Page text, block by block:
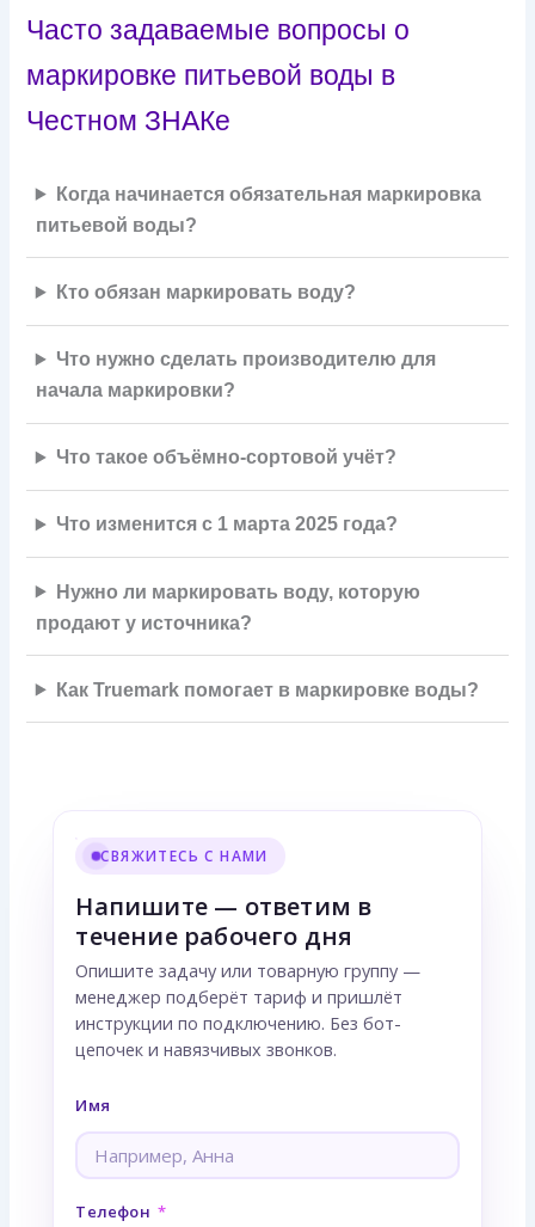
Часто задаваемые вопросы о
маркировке питьевой воды в
Честном ЗНАКе
Когда начинается обязательная маркировка
питьевой воды?
Кто обязан маркировать воду?
Что нужно сделать производителю для
начала маркировки?
Что такое объёмно-сортовой учёт?
Что изменится с 1 марта 2025 года?
Нужно ли маркировать воду, которую
продают у источника?
Как Truemark помогает в маркировке воды?
СВЯЖИТЕСЬ С НАМИ
Напишите — ответим в
течение рабочего дня
Опишите задачу или товарную группу —
менеджер подберёт тариф и пришлёт
инструкции по подключению. Без бот-
цепочек и навязчивых звонков.
Имя
Телефон